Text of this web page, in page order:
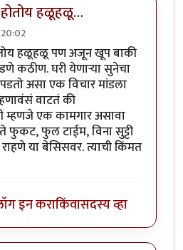
हळूहळू…
हळूहळू पण अजून खूप बाकी
कठीण. घरी येणाऱ्या सुनेचा
असा एक विचार मांडला
वाटतं की
म्हणजे एक कामगार असावा
फुकट, फुल टाईम, विना सुट्टी
या बेसिसवर. त्याची किंमत
इन कराकिंवासदस्य व्हा